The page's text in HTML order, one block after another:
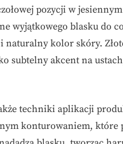
pozycji w
wyjątkowego blasku do
naturalny kolor skóry.
subtelny akcent na
techniki aplikacji
konturowaniem, które